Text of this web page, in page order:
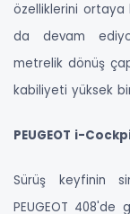
özelliklerini ortaya
da devam
metrelik dönüş
kabiliyeti yüksek
PEUGEOT i-
Sürüş keyfinin
PEUGEOT